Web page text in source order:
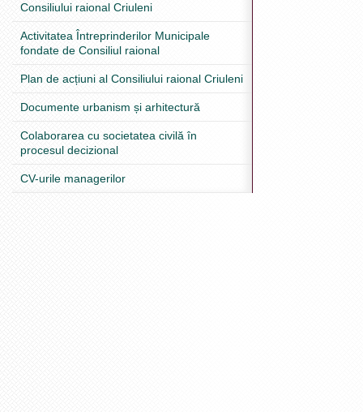
Consiliului raional Criuleni
Activitatea Întreprinderilor Municipale
fondate de Consiliul raional
Plan de acțiuni al Consiliului raional Criuleni
Documente urbanism și arhitectură
Colaborarea cu societatea civilă în
procesul decizional
CV-urile managerilor